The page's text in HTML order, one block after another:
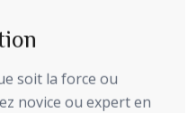
soit la force ou
novice ou expert en